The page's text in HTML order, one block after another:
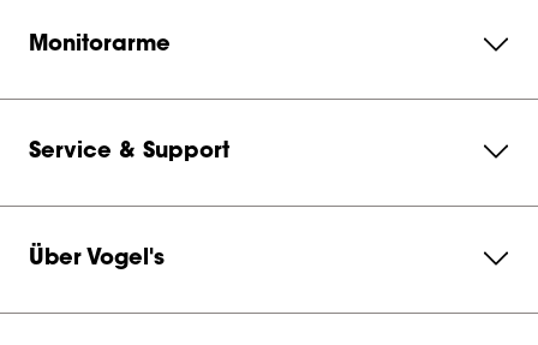
Monitorarme
Service & Support
Über Vogel's